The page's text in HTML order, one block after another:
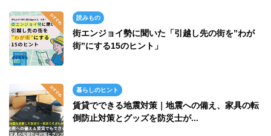
読みもの
街エンジョイ勢に聞いた「引越し先の街を”わが
街”にする15のヒント」
暮らしのヒント
賃貸でできる地震対策｜地震への備え、家具の転
倒防止対策とグッズを防災士が...